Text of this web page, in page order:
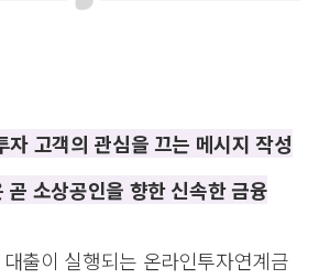
자 고객의 관심을 끄는 메시지 작성
곧 소상공인을 향한 신속한 금융
출이 실행되는 온라인투자연계금